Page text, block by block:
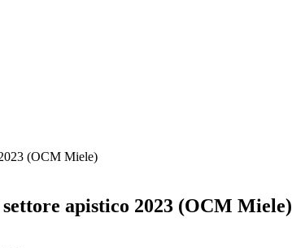
(OCM Miele)
apistico 2023 (OCM Miele)